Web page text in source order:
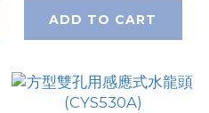
ADD TO CART